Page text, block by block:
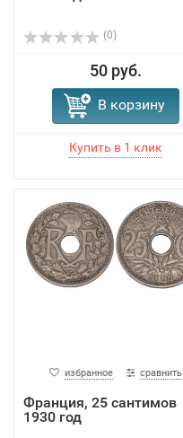
(0)
50 руб.
В корзину
избранное сравнить
Франция, 25 сантимов
1930 год